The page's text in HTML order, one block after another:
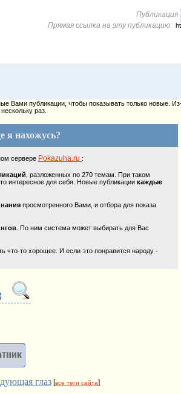
Публикация
Прямая ссылка на эту публикацию:
публикации, чтобы показывать только новые.
нескольку раз.
я нахожусь?
сервере Pokazuha.ru :
, разложенных по 270 темам. При таком
интересное для себя. Новые публикации каждые
просмотренного Вами, и отбора для показа
. По ним система может выбирать для Вас
что-то хорошее. И если это понравится народу -
глаз [все теги сайта]